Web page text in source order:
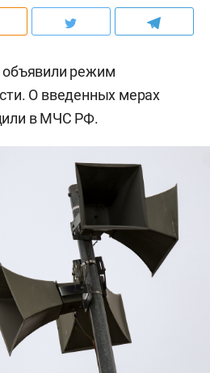
объявили режим
О введенных мерах
в МЧС РФ.